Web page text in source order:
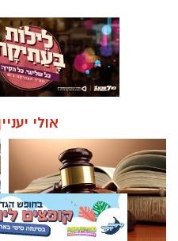
☎ לחצו כאן לרשימת עורכי דין
מגזין
תכירו את רז
מחשבים - והיום